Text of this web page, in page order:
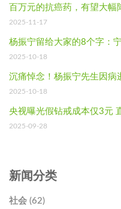
百万元的抗癌药，有望大幅
2025-11-17
杨振宁留给大家的8个字：
2025-10-18
沉痛悼念！杨振宁先生因病
2025-10-18
央视曝光假钻戒成本仅3元
2025-09-28
新闻分类
社会 (62)